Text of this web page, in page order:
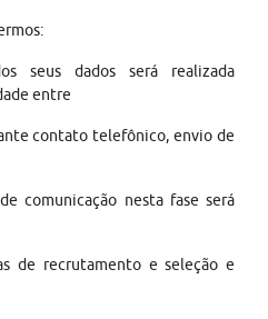
seus dados será realizada
entre
contato telefônico, envio de
comunicação nesta fase será
de recrutamento e seleção e